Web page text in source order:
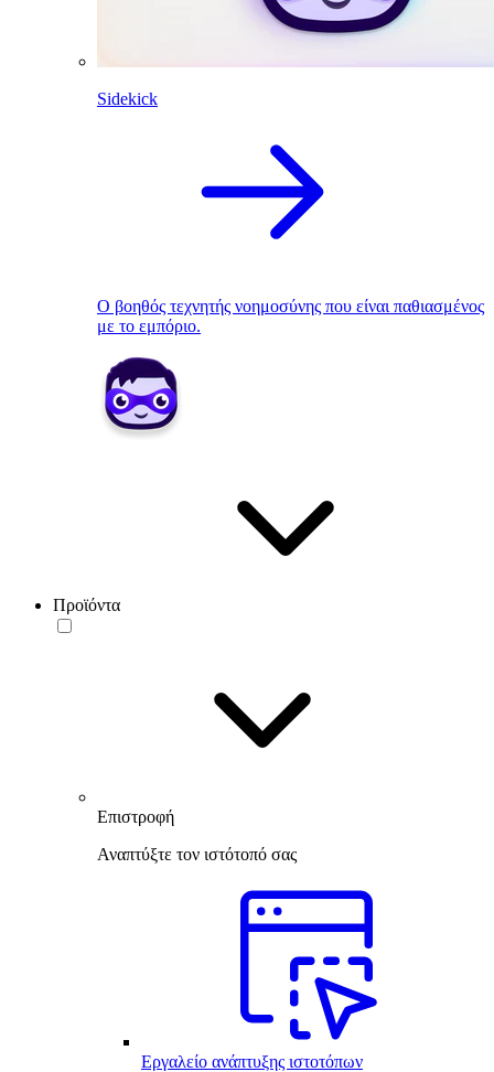
Sidekick
Ο βοηθός τεχνητής νοημοσύνης που είναι παθιασμένος
με το εμπόριο.
Προϊόντα
Επιστροφή
Αναπτύξτε τον ιστότοπό σας
Εργαλείο ανάπτυξης ιστοτόπων